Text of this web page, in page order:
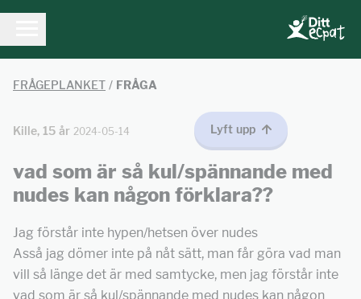
FRÅGEPLANKET / FRÅGA
Kille, 15 år 2024-05-14 Lyft upp
vad som är så kul/spännande med
nudes kan någon förklara??
Jag förstår inte hypen/hetsen över nudes
Asså jag dömer inte på nåt sätt, man får göra vad man
vill så länge det är med samtycke, men jag förstår inte
vad som är så kul/spännande med nudes kan någon